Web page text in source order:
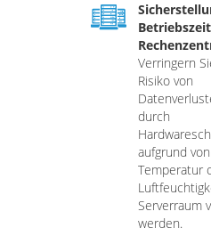
Verringern
Risiko von
durch
aufgrund
Temperatur
Serverraum
werden.